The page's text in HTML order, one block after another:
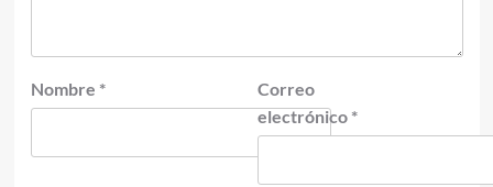
Nombre *
Correo
electrónico *